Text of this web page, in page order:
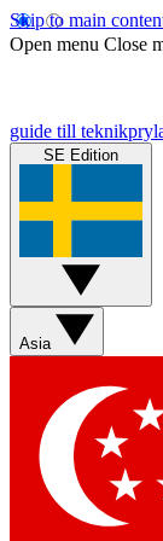
Skip to main
Open menu Close
guide till
SE Edition
Asia